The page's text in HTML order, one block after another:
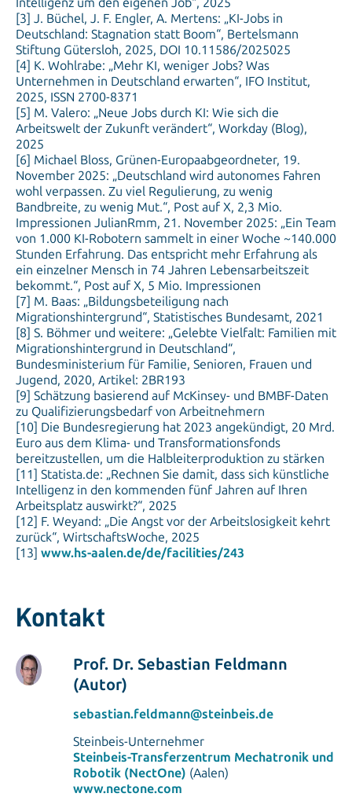
[3] J. Büchel, J. F. Engler, A. Mertens: „KI-Jobs in
Deutschland: Stagnation statt Boom“, Bertelsmann
Stiftung Gütersloh, 2025, DOI 10.11586/2025025
[4] K. Wohlrabe: „Mehr KI, weniger Jobs? Was
Unternehmen in Deutschland erwarten“, IFO Institut,
2025, ISSN 2700-8371
[5] M. Valero: „Neue Jobs durch KI: Wie sich die
Arbeitswelt der Zukunft verändert“, Workday (Blog),
2025
[6] Michael Bloss, Grünen-Europaabgeordneter, 19.
November 2025: „Deutschland wird autonomes Fahren
wohl verpassen. Zu viel Regulierung, zu wenig
Bandbreite, zu wenig Mut.“, Post auf X, 2,3 Mio.
Impressionen JulianRmm, 21. November 2025: „Ein Team
von 1.000 KI-Robotern sammelt in einer Woche ~140.000
Stunden Erfahrung. Das entspricht mehr Erfahrung als
ein einzelner Mensch in 74 Jahren Lebensarbeitszeit
bekommt.“, Post auf X, 5 Mio. Impressionen
[7] M. Baas: „Bildungsbeteiligung nach
Migrationshintergrund“, Statistisches Bundesamt, 2021
[8] S. Böhmer und weitere: „Gelebte Vielfalt: Familien mit
Migrationshintergrund in Deutschland“,
Bundesministerium für Familie, Senioren, Frauen und
Jugend, 2020, Artikel: 2BR193
[9] Schätzung basierend auf McKinsey- und BMBF-Daten
zu Qualifizierungsbedarf von Arbeitnehmern
[10] Die Bundesregierung hat 2023 angekündigt, 20 Mrd.
Euro aus dem Klima- und Transformationsfonds
bereitzustellen, um die Halbleiterproduktion zu stärken
[11] Statista.de: „Rechnen Sie damit, dass sich künstliche
Intelligenz in den kommenden fünf Jahren auf Ihren
Arbeitsplatz auswirkt?“, 2025
[12] F. Weyand: „Die Angst vor der Arbeitslosigkeit kehrt
zurück“, WirtschaftsWoche, 2025
[13] www.hs-aalen.de/de/facilities/243
Kontakt
Prof. Dr. Sebastian Feldmann
(Autor)
sebastian.feldmann@steinbeis.de
Steinbeis-Unternehmer
Steinbeis-Transferzentrum Mechatronik und
Robotik (NectOne) (Aalen)
www.nectone.com